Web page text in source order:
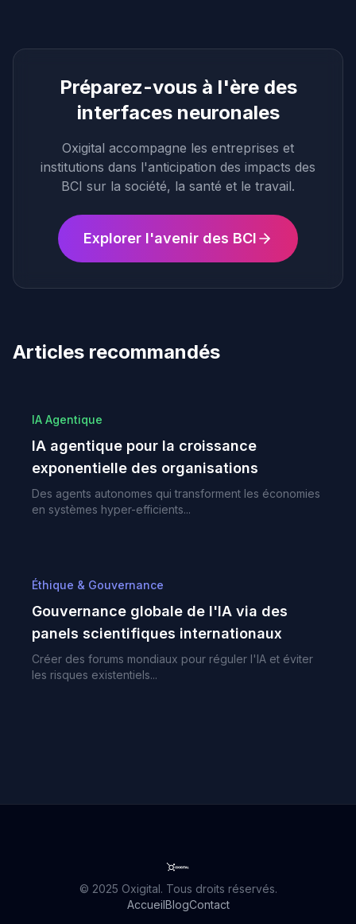
Préparez-vous à l'ère des
interfaces neuronales
Oxigital accompagne les entreprises et
institutions dans l'anticipation des impacts des
BCI sur la société, la santé et le travail.
Explorer l'avenir des BCI
Articles recommandés
IA Agentique
IA agentique pour la croissance
exponentielle des organisations
Des agents autonomes qui transforment les économies
en systèmes hyper-efficients...
Éthique & Gouvernance
Gouvernance globale de l'IA via des
panels scientifiques internationaux
Créer des forums mondiaux pour réguler l'IA et éviter
les risques existentiels...
© 2025 Oxigital. Tous droits réservés.
AccueilBlogContact